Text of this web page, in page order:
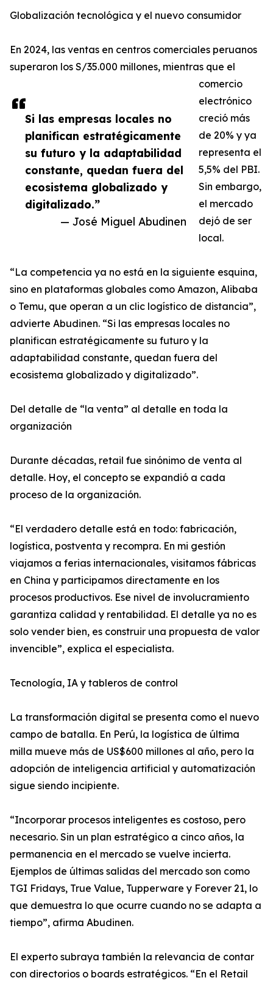
Si las empresas locales no
planifican estratégicamente
su futuro y la adaptabilidad
constante, quedan fuera del
ecosistema globalizado y
digitalizado.”
— José Miguel Abudinen
Globalización tecnológica y el nuevo consumidor
En 2024, las ventas en centros comerciales peruanos
superaron los S/35.000 millones, mientras que el
comercio
electrónico
creció más
de 20% y ya
representa el
5,5% del PBI.
Sin embargo,
el mercado
dejó de ser
local.
“La competencia ya no está en la siguiente esquina,
sino en plataformas globales como Amazon, Alibaba
o Temu, que operan a un clic logístico de distancia”,
advierte Abudinen. “Si las empresas locales no
planifican estratégicamente su futuro y la
adaptabilidad constante, quedan fuera del
ecosistema globalizado y digitalizado”.
Del detalle de “la venta” al detalle en toda la
organización
Durante décadas, retail fue sinónimo de venta al
detalle. Hoy, el concepto se expandió a cada
proceso de la organización.
“El verdadero detalle está en todo: fabricación,
logística, postventa y recompra. En mi gestión
viajamos a ferias internacionales, visitamos fábricas
en China y participamos directamente en los
procesos productivos. Ese nivel de involucramiento
garantiza calidad y rentabilidad. El detalle ya no es
solo vender bien, es construir una propuesta de valor
invencible”, explica el especialista.
Tecnología, IA y tableros de control
La transformación digital se presenta como el nuevo
campo de batalla. En Perú, la logística de última
milla mueve más de US$600 millones al año, pero la
adopción de inteligencia artificial y automatización
sigue siendo incipiente.
“Incorporar procesos inteligentes es costoso, pero
necesario. Sin un plan estratégico a cinco años, la
permanencia en el mercado se vuelve incierta.
Ejemplos de últimas salidas del mercado son como
TGI Fridays, True Value, Tupperware y Forever 21, lo
que demuestra lo que ocurre cuando no se adapta a
tiempo”, afirma Abudinen.
El experto subraya también la relevancia de contar
con directorios o boards estratégicos. “En el Retail